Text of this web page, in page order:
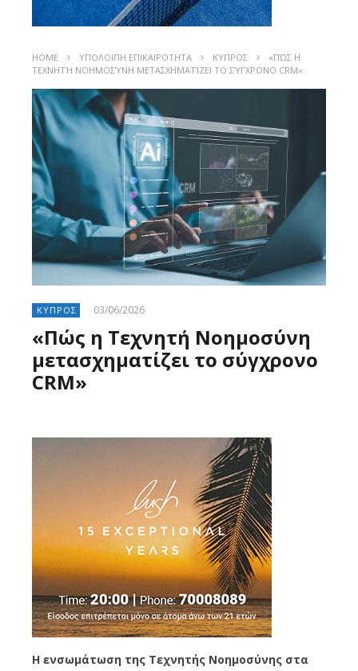
HOME ΥΠΟΛΟΙΠΗ ΕΠΙΚΑΙΡΟΤΗΤΑ ΚΥΠΡΟΣ
«ΠΏΣ Η
ΤΕΧΝΗΤΉ ΝΟΗΜΟΣΎΝΗ ΜΕΤΑΣΧΗΜΑΤΊΖΕΙ ΤΟ ΣΎΓΧΡΟΝΟ CRM»
ΚΥΠΡΟΣ 03/06/2026
«Πώς η Τεχνητή Νοημοσύνη
μετασχηματίζει το σύγχρονο
CRM»
Η ενσωμάτωση της Τεχνητής Νοημοσύνης στα